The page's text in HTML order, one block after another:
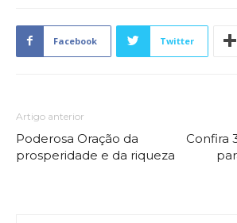
Facebook Twitter
Artigo anterior
Poderosa Oração da
prosperidade e da riqueza
Confira